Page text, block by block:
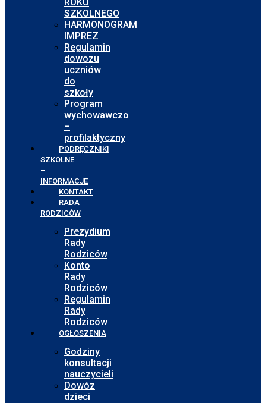
SZKOLNEGO
HARMONOGRAM
IMPREZ
Regulamin
dowozu
uczniów
do
szkoły
Program
wychowawczo
–
profilaktyczny
PODRĘCZNIKI
SZKOLNE
–
INFORMACJE
KONTAKT
RADA
RODZICÓW
Prezydium
Rady
Rodziców
Konto
Rady
Rodziców
Regulamin
Rady
Rodziców
OGŁOSZENIA
Godziny
konsultacji
nauczycieli
Dowóz
dzieci